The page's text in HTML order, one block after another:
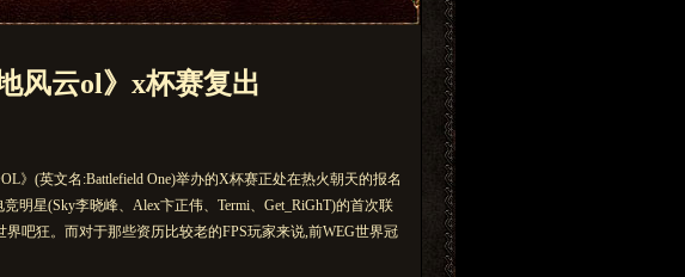
风云ol》x杯赛复出
》(英文名:Battlefield One)举办的X杯赛正处在热火朝天的报名
明星(Sky李晓峰、Alex卞正伟、Termi、Get_RiGhT)的首次联
吧狂。而对于那些资历比较老的FPS玩家来说,前WEG世界冠